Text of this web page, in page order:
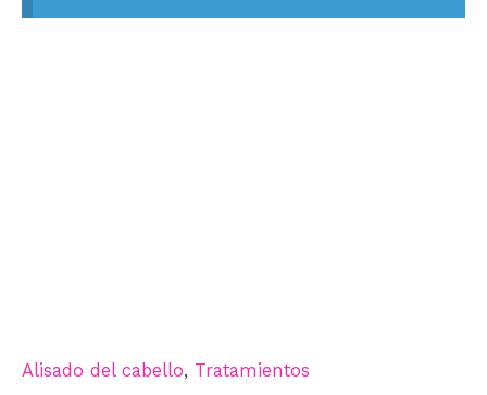
Alisado del cabello, Tratamientos